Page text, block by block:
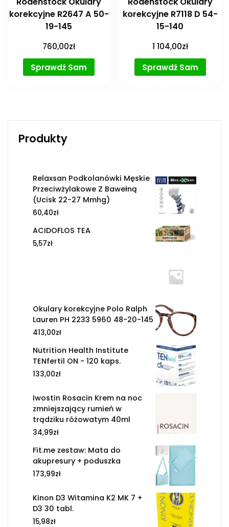
korekcyjne R2647 A 50-
19-145
760,00zł
Sprawdź Sam
korekcyjne R7118 D 54-
15-140
1 104,00zł
Sprawdź Sam
Produkty
Relaxsan Podkolanówki Męskie
Przeciwżylakowe Z Bawełną
(Ucisk 22-27 Mmhg)
60,40zł
ACIDOFLOS TEA
5,57zł
Okulary korekcyjne Polo Ralph
Lauren PH 2233 5960 48-20-145
413,00zł
Nutrition Health Institute
TENfertil ON - 120 kaps.
133,00zł
Iwostin Rosacin Krem na noc
zmniejszający rumień w
trądziku różowatym 40ml
34,99zł
Fit.me zestaw: Mata do
akupresury + poduszka
173,99zł
Kinon D3 Witamina K2 MK 7 +
D3 30 tabl.
15,98zł